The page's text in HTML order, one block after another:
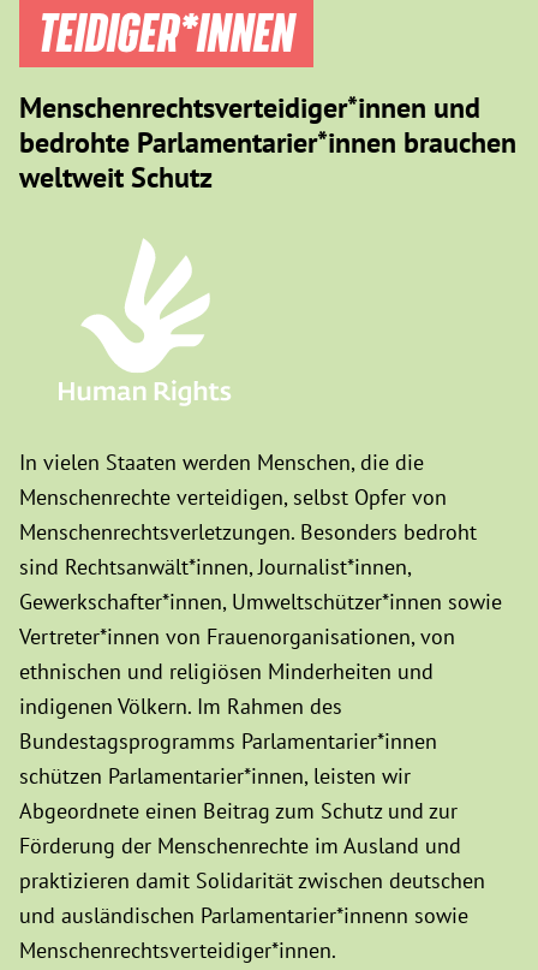
TEIDIGER­*INNEN
Menschenrechtsverteidiger*innen und
bedrohte Parlamentarier*innen brauchen
weltweit Schutz
In vielen Staaten werden Menschen, die die
Menschenrechte verteidigen, selbst Opfer von
Menschenrechtsverletzungen. Besonders bedroht
sind Rechtsanwält*innen, Journalist*innen,
Gewerkschafter*innen, Umweltschützer*innen sowie
Vertreter*innen von Frauenorganisationen, von
ethnischen und religiösen Minderheiten und
indigenen Völkern. Im Rahmen des
Bundestagsprogramms Parlamentarier*innen
schützen Parlamentarier*innen, leisten wir
Abgeordnete einen Beitrag zum Schutz und zur
Förderung der Menschenrechte im Ausland und
praktizieren damit Solidarität zwischen deutschen
und ausländischen Parlamentarier*innenn sowie
Menschenrechtsverteidiger*innen.